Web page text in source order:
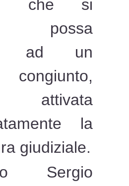
che si
possa
ad un
congiunto,
attivata
la
giudiziale.
Sergio